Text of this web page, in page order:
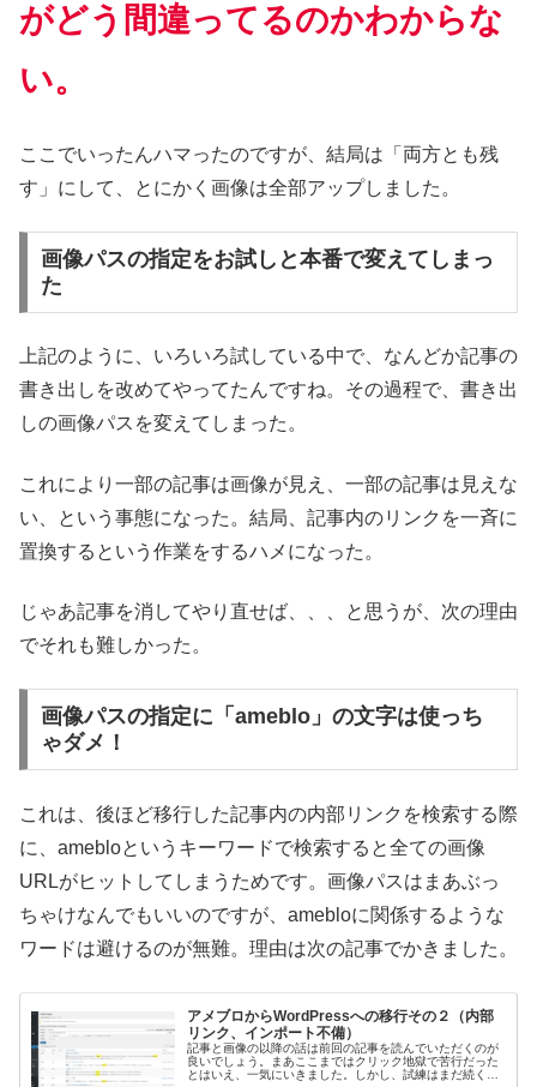
がどう間違ってるのかわからな
い。
ここでいったんハマったのですが、結局は「両方とも残
す」にして、とにかく画像は全部アップしました。
画像パスの指定をお試しと本番で変えてしまっ
た
上記のように、いろいろ試している中で、なんどか記事の
書き出しを改めてやってたんですね。その過程で、書き出
しの画像パスを変えてしまった。
これにより一部の記事は画像が見え、一部の記事は見えな
い、という事態になった。結局、記事内のリンクを一斉に
置換するという作業をするハメになった。
じゃあ記事を消してやり直せば、、、と思うが、次の理由
でそれも難しかった。
画像パスの指定に「ameblo」の文字は使っち
ゃダメ！
これは、後ほど移行した記事内の内部リンクを検索する際
に、amebloというキーワードで検索すると全ての画像
URLがヒットしてしまうためです。画像パスはまあぶっ
ちゃけなんでもいいのですが、amebloに関係するような
ワードは避けるのが無難。理由は次の記事でかきました。
アメブロからWordPressへの移行その２（内部
リンク、インポート不備）
記事と画像の以降の話は前回の記事を読んでいただくのが
良いでしょう。まあここまではクリック地獄で苦行だった
とはいえ、一気にいきました。しかし、試練はまだ続くの